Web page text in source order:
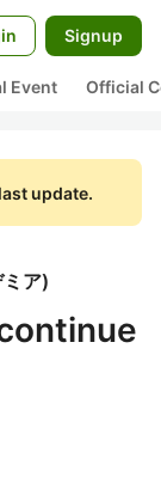
Signup
Event Official
update.
ア)